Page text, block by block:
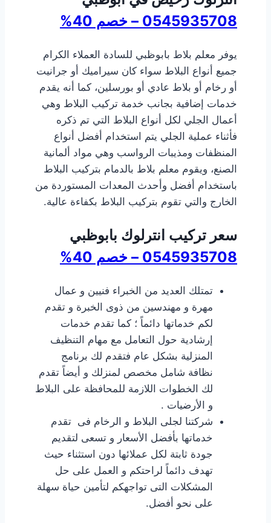
0545935708 – خصم 40%
يوفر معلم بلاط بابوظبي للسادة العملاء الكرام
جميع أنواع البلاط سواء كان سيراميك أو جرانيت
أو رخام أو بلاط عادي أو بورسلين، كما أنه يقدم
خدمات إضافية بجانب خدمة تركيب البلاط وهي
أعمال الجلي لكل أنواع البلاط التي تم ذكره
فأثناء عملية الجلي يتم استخدام أفضل أنواع
المنظفات ومذيبات الرواسب وهي مواد ألمانية
الصنع، ويقوم معلم بلاط بالدمام بتركيب البلاط
باستخدام أفضل وأحدث المعدات المستوردة من
الخارج والتي تقوم بتركيب البلاط بكفاءة عالية.
سعر تركيب انترلوك بابوظبي
0545935708 – خصم 40%
تمتلك العديد من الخبراء فنيين و عمال
مهرة و مهندسين من ذوى الخبرة و تقدم
لكم خدماتها دائماً ؛ كما تقدم خدمات
إرشادية حول التعامل مع مهام التنظيف
المنزلية بشكل عام فتقدم لك برنامج
نظافة شامل مخصص لمنزلك و أيضاً تقدم
لك الخطوات اللازمة للمحافظة على البلاط
و الأرضيات .
شركتنا لجلى البلاط و الرخام فى تقدم
خدماتها بأفضل الأسعار و تسعى لتقديم
جودة ثابتة لكل عملائها دون استثناء حيث
تهدف دائماً لراحتكم و العمل على حل
المشكلات التى تواجهكم لتأمين حياة سهلة
على نحو أفضل.